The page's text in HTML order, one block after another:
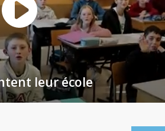
leur école